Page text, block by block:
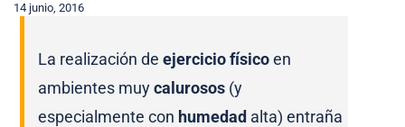
14 junio, 2016
La realización deejercicio físicoen
ambientes muycalurosos (y
especialmente con humedad alta) entraña